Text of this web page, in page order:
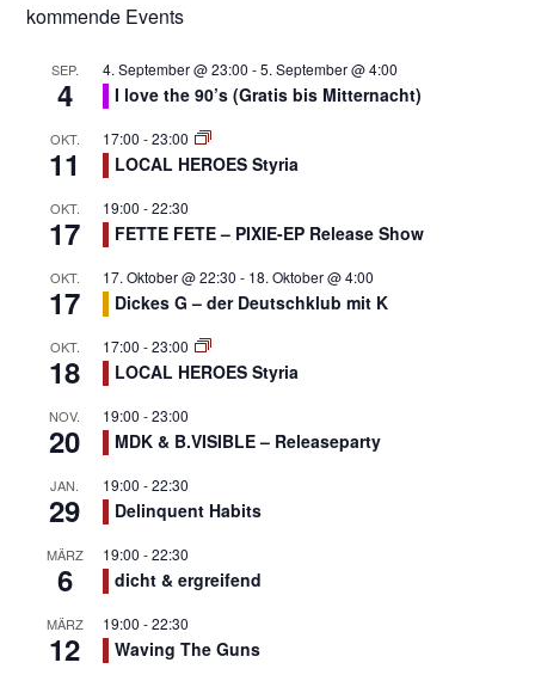
kommende Events
SEP.
4
4. September @ 23:00 -5. September @ 4:00
I love the 90’s (Gratis bis Mitternacht)
OKT.
11
17:00 -23:00
LOCAL HEROES Styria
OKT.
17
19:00 -22:30
FETTE FETE – PIXIE-EP Release Show
OKT.
17
17. Oktober @ 22:30 - 18. Oktober @ 4:00
Dickes G – der Deutschklub mit K
OKT.
18
17:00 -23:00
LOCAL HEROES Styria
NOV.
20
19:00 -23:00
MDK & B.VISIBLE – Releaseparty
JAN.
29
19:00 -22:30
Delinquent Habits
MÄRZ
6
19:00 -22:30
dicht & ergreifend
MÄRZ
12
19:00 -22:30
Waving The Guns